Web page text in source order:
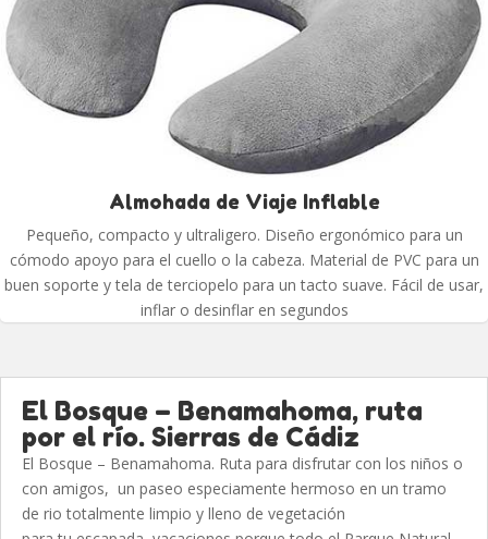
Almohada de Viaje Inflable
Pequeño, compacto y ultraligero. Diseño ergonómico para un
cómodo apoyo para el cuello o la cabeza. Material de PVC para un
buen soporte y tela de terciopelo para un tacto suave. Fácil de usar,
inflar o desinflar en segundos
El Bosque – Benamahoma, ruta
por el río. Sierras de Cádiz
El Bosque – Benamahoma. Ruta para disfrutar con los niños o
con amigos, un paseo especiamente hermoso en un tramo
de rio totalmente limpio y lleno de vegetación